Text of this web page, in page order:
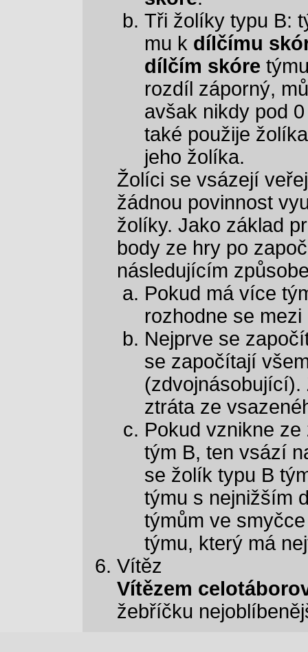
Tři žolíky typu B:
mu k dílčímu
dílčím skóre
rozdíl záporný,
avšak nikdy pod
také použije
jeho žolíka.
Žolíci se vsázejí
žádnou povinnost
žolíky. Jako základ
body ze hry po
následujícím
Pokud má více
rozhodne se mezi
Nejprve se
se započítají
(zdvojnásobující).
ztráta ze
Pokud vznikne
tým B, ten vsází
se žolík typu B
týmu s nejnižším
týmům ve
týmu, který má
Vítěz
Vítězem
žebříčku